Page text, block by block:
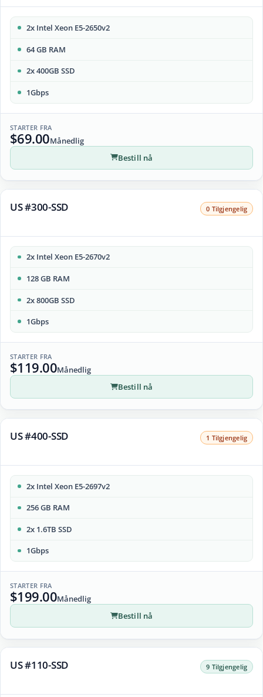
2x Intel Xeon E5-2650v2
64 GB RAM
2x 400GB SSD
1Gbps
STARTER FRA
$69.00Månedlig
Bestill nå
US #300-SSD 0 Tilgjengelig
2x Intel Xeon E5-2670v2
128 GB RAM
2x 800GB SSD
1Gbps
STARTER FRA
$119.00Månedlig
Bestill nå
US #400-SSD 1 Tilgjengelig
2x Intel Xeon E5-2697v2
256 GB RAM
2x 1.6TB SSD
1Gbps
STARTER FRA
$199.00Månedlig
Bestill nå
US #110-SSD 9 Tilgjengelig